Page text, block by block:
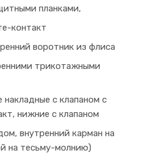
планками,
контакт
воротник из флиса
трикотажными
накладные с клапаном с
нижние с клапаном
внутренний карман на
на тесьму-молнию)